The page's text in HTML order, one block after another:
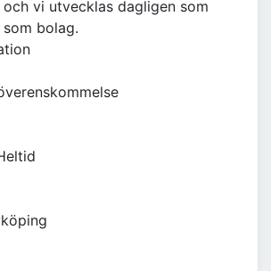
vi utvecklas dagligen som
bolag.